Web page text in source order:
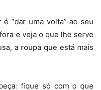
“dar uma volta” ao seu
e veja o que lhe serve
a roupa que está mais
fique só com o que